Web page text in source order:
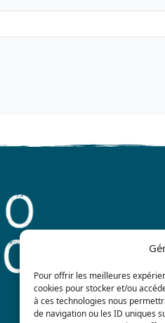
Pour offrir les meilleures
cookies pour stocker et/ou
à ces technologies nous
de navigation ou les ID uniques